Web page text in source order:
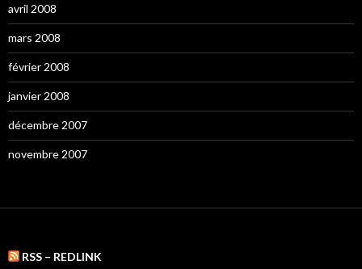
avril 2008
mars 2008
février 2008
janvier 2008
décembre 2007
novembre 2007
RSS – REDLINK